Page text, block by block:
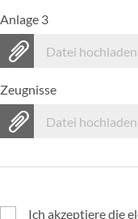
Anlage 3
Datei hochladen
Zeugnisse
Datei hochladen
Ich akzeptiere die